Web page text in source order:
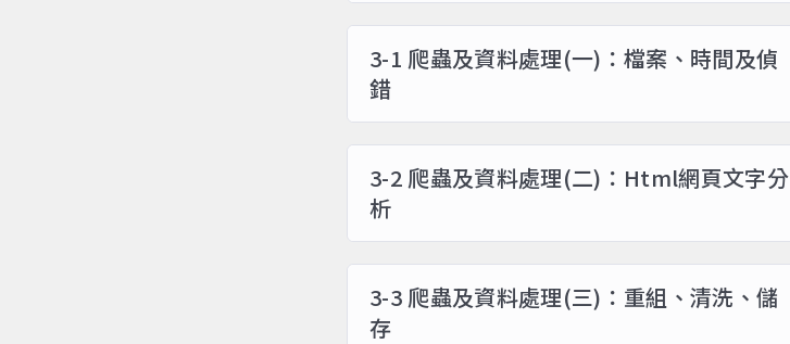
3-1 爬蟲及資料處理(一)：檔案、時間及偵
錯
3-2 爬蟲及資料處理(二)：Html網頁文字分
析
3-3 爬蟲及資料處理(三)：重組、清洗、儲
存